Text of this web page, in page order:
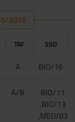
2016
TAF SSD
A BIO/16
A/B
BIO/11
,BIO/13
,MED/03